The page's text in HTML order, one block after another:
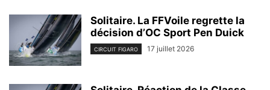
Solitaire. La FFVoile regrette la
décision d’OC Sport Pen Duick
CIRCUIT FIGARO 17 juillet 2026